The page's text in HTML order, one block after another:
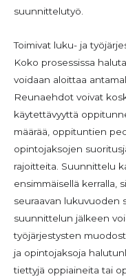
suunnittelutyö.
Toimivat luku- ja
Koko prosessissa
voidaan aloittaa
Reunaehdot voivat
käytettävyyttä
määrää, oppituntien
opintojaksojen
rajoitteita. Suunnittelu
ensimmäisellä kerralla,
seuraavan lukuvuoden
suunnittelun jälkeen
työjärjestysten
ja opintojaksoja
tiettyjä oppiaineita tai